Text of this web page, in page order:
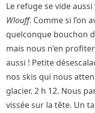
Le refuge se vide
Wlouff. Comme si l’on
quelconque bouchon
mais nous n’en
aussi ! Petite
nos skis qui nous
glacier. 2 h 12. Nous
vissée sur la tête. Un